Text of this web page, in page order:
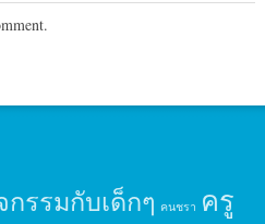
กรรมกับเด็กๆ คนชรา ครู